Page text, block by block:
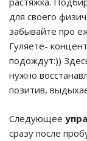
для своего
забывайте про
Гуляете-
подождут:))
нужно
позитив,
Следующее
сразу после